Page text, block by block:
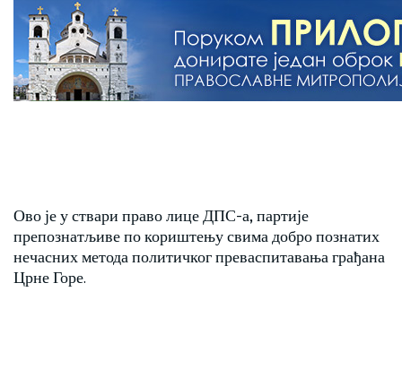
Ово је у ствари право лице ДПС-а, партије
препознатљиве по кориштењу свима добро познатих
нечасних метода политичког преваспитавања грађана
Црне Горе.